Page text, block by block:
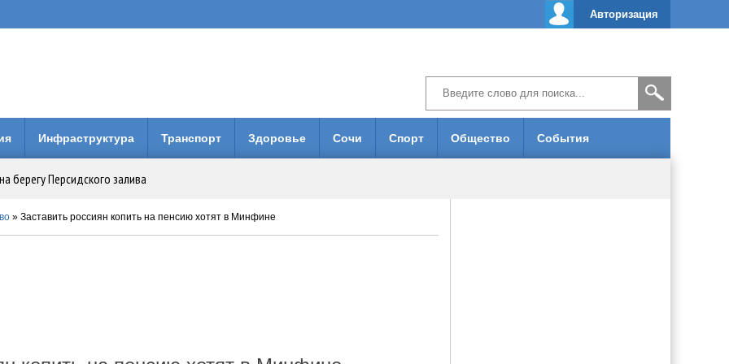
Авторизация
Инфраструктура Транспорт Здоровье Сочи Спорт Общество События
берегу Персидского залива
городская больница получила 3 млн рублей на новое оборудование
вместо него?
» Заставить россиян копить на пенсию хотят в Минфине